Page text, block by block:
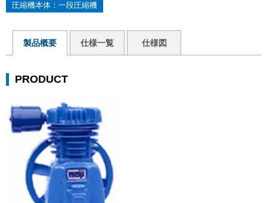
圧縮機本体：一段圧縮機
製品概要 仕様一覧 仕様図
PRODUCT